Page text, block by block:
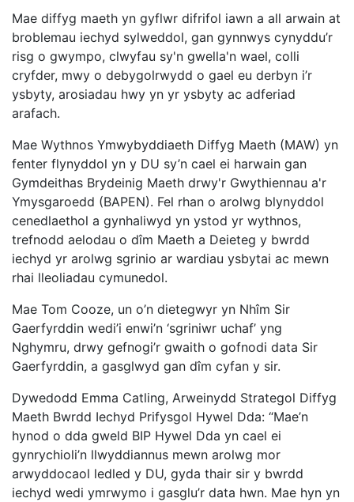
Mae diffyg maeth yn gyflwr difrifol iawn a all arwain at
broblemau iechyd sylweddol, gan gynnwys cynyddu’r
risg o gwympo, clwyfau sy'n gwella'n wael, colli
cryfder, mwy o debygolrwydd o gael eu derbyn i’r
ysbyty, arosiadau hwy yn yr ysbyty ac adferiad
arafach.
Mae Wythnos Ymwybyddiaeth Diffyg Maeth (MAW) yn
fenter flynyddol yn y DU sy’n cael ei harwain gan
Gymdeithas Brydeinig Maeth drwy'r Gwythiennau a'r
Ymysgaroedd (BAPEN). Fel rhan o arolwg blynyddol
cenedlaethol a gynhaliwyd yn ystod yr wythnos,
trefnodd aelodau o dîm Maeth a Deieteg y bwrdd
iechyd yr arolwg sgrinio ar wardiau ysbytai ac mewn
rhai lleoliadau cymunedol.
Mae Tom Cooze, un o’n dietegwyr yn Nhîm Sir
Gaerfyrddin wedi’i enwi’n ‘sgriniwr uchaf’ yng
Nghymru, drwy gefnogi’r gwaith o gofnodi data Sir
Gaerfyrddin, a gasglwyd gan dîm cyfan y sir.
Dywedodd Emma Catling, Arweinydd Strategol Diffyg
Maeth Bwrdd Iechyd Prifysgol Hywel Dda: “Mae’n
hynod o dda gweld BIP Hywel Dda yn cael ei
gynrychioli’n llwyddiannus mewn arolwg mor
arwyddocaol ledled y DU, gyda thair sir y bwrdd
iechyd wedi ymrwymo i gasglu’r data hwn. Mae hyn yn